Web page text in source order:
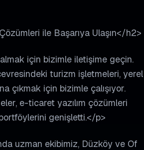
ile Başarıya Ulaşın</h2>
için bizimle iletişime geçin.
turizm işletmeleri, yerel
çıkmak için bizimle çalışıyor.
e-ticaret yazılım çözümleri
genişletti.</p>
uzman ekibimiz, Düzköy ve Of